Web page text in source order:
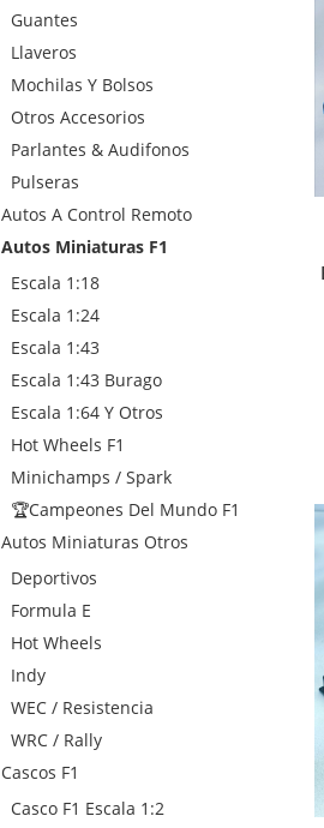
Guantes
Llaveros
Mochilas Y Bolsos
Otros Accesorios
Parlantes & Audifonos
Pulseras
Autos A Control Remoto
Autos Miniaturas F1
Escala 1:18
Escala 1:24
Escala 1:43
Escala 1:43 Burago
Escala 1:64 Y Otros
Hot Wheels F1
Minichamps / Spark
🏆Campeones Del Mundo F1
Autos Miniaturas Otros
Deportivos
Formula E
Hot Wheels
Indy
WEC / Resistencia
WRC / Rally
Cascos F1
Casco F1 Escala 1:2